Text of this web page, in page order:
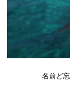
名前ど